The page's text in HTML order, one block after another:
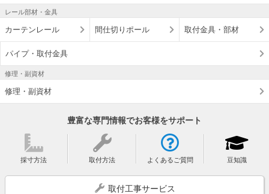
レール部材・金具
カーテンレール 間仕切りポール 取付金具・部材
パイプ・取付金具
修理・副資材
修理・副資材
豊富な専門情報でお客様をサポート
採寸方法 取付方法 よくあるご質問 豆知識
取付工事サービス